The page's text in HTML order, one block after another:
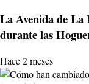
La Avenida de La
durante las
Hace 2 meses